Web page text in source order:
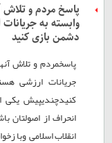
پاسخ مردم و تلاش
وابسته به
دشمن بازی کنید
پاسخمردم و تلاش
جریانات ارزشی
کنیدچندیپیش یکی
انحراف از
انقلاب اسلامی وبا